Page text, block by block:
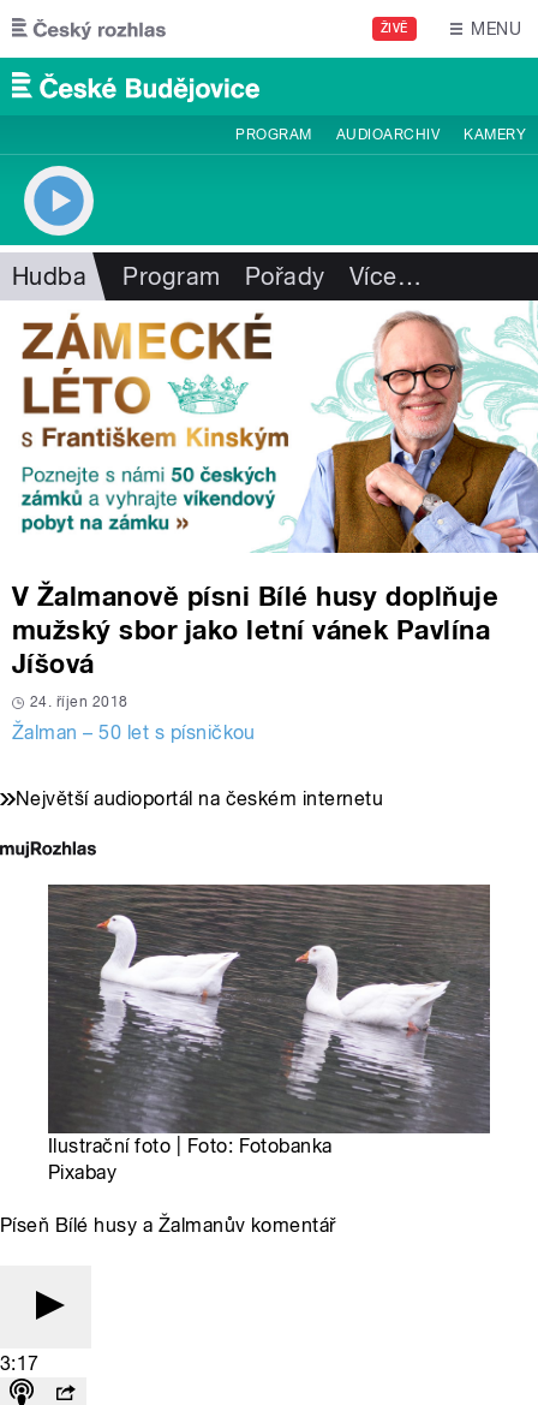
Přejít k hlavnímu obsahu
ŽIVĚ MENU
PROGRAM AUDIOARCHIV KAMERY
Hudba Program Pořady Více…
V Žalmanově písni Bílé husy doplňuje
mužský sbor jako letní vánek Pavlína
Jíšová
24. říjen 2018
Žalman – 50 let s písničkou
Největší audioportál na českém internetu
Ilustrační foto | Foto: Fotobanka
Pixabay
Píseň Bílé husy a Žalmanův komentář
3:17